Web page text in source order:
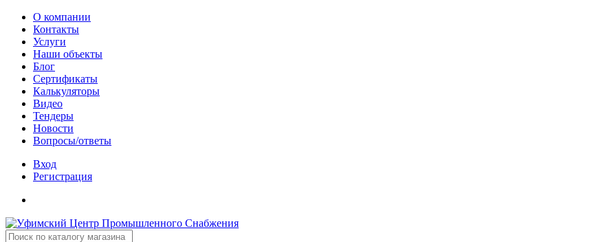
О компании
Контакты
Услуги
Наши объекты
Блог
Сертификаты
Калькуляторы
Видео
Тендеры
Новости
Вопросы/ответы
Вход
Регистрация